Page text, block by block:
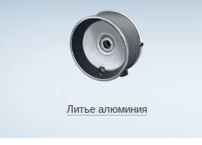
Литье алюминия